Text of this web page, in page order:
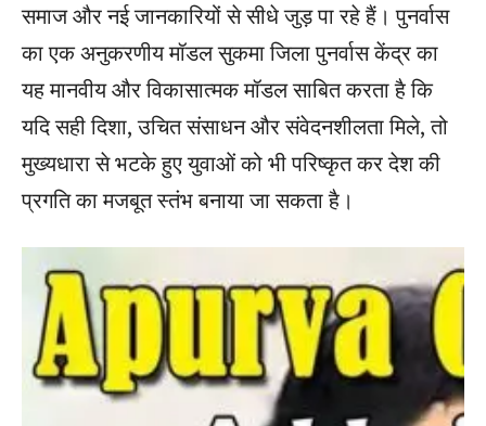
समाज और नई जानकारियों से सीधे जुड़ पा रहे हैं। पुनर्वास
का एक अनुकरणीय मॉडल सुकमा जिला पुनर्वास केंद्र का
यह मानवीय और विकासात्मक मॉडल साबित करता है कि
यदि सही दिशा, उचित संसाधन और संवेदनशीलता मिले, तो
मुख्यधारा से भटके हुए युवाओं को भी परिष्कृत कर देश की
प्रगति का मजबूत स्तंभ बनाया जा सकता है।